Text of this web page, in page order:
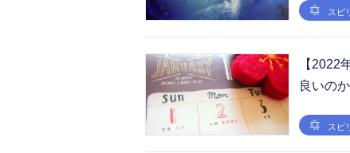
スピ
【2022
良いの
スピ